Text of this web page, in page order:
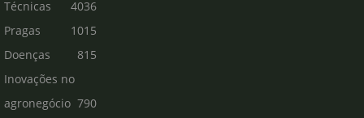
Técnicas
4036
Pragas
1015
Doenças
815
Inovações no
agronegócio 790